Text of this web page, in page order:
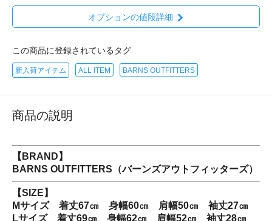
オプションの値段詳細
この商品に登録されているタグ
新入荷アイテム ALL ITEM BARNS OUTFITTERS
商品の説明
【BRAND】
BARNS OUTFITTERS（バーンズアウトフィッターズ）
【SIZE】
Mサイズ 着丈67㎝ 身幅60㎝ 肩幅50㎝ 袖丈27㎝
Lサイズ 着丈69㎝ 身幅62㎝ 肩幅52㎝ 袖丈28㎝